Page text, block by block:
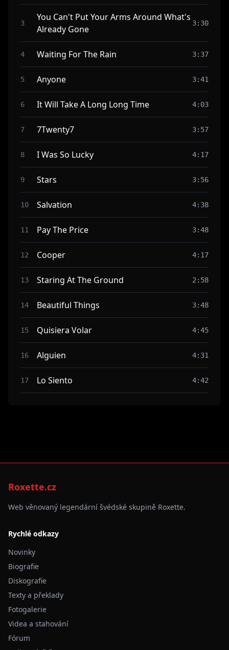
3
You Can't Put Your Arms Around What's
Already Gone
3:30
4 Waiting For The Rain 3:37
5 Anyone 3:41
6 It Will Take A Long Long Time 4:03
7 7Twenty7 3:57
8 I Was So Lucky 4:17
9 Stars 3:56
10 Salvation 4:38
11 Pay The Price 3:48
12 Cooper 4:17
13 Staring At The Ground 2:58
14 Beautiful Things 3:48
15 Quisiera Volar 4:45
16 Alguien 4:31
17 Lo Siento 4:42
Roxette.cz
Web věnovaný legendární švédské skupině Roxette.
Rychlé odkazy
Novinky
Biografie
Diskografie
Texty a překlady
Fotogalerie
Videa a stahování
Fórum